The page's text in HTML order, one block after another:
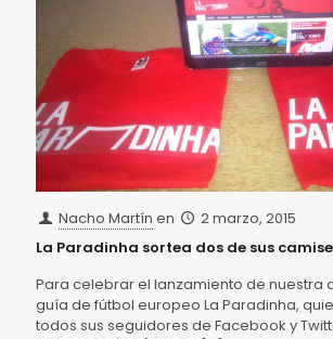
Nacho Martín en
2 marzo, 2015
La Paradinha sortea dos de sus
Para celebrar el lanzamiento de nuestra
guía de fútbol europeo La Paradinha,
todos sus seguidores de Facebook y